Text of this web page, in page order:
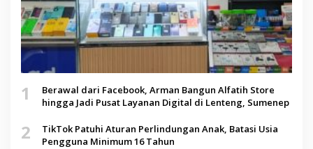
1
Berawal dari Facebook, Arman Bangun Alfatih Store
hingga Jadi Pusat Layanan Digital di Lenteng, Sumenep
2
TikTok Patuhi Aturan Perlindungan Anak, Batasi Usia
Pengguna Minimum 16 Tahun